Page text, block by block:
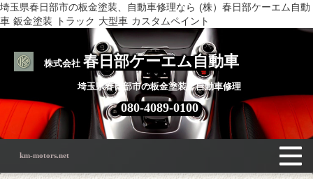
埼玉県春日部市の板金塗装、自動車修理なら (株）春日部ケーエム自動
車 鈑金塗装 トラック 大型車 カスタムペイント
株式会社 春日部ケーエム自動車
埼玉県春日部市の板金塗装・自動車修理
080-4089-0100
km-motors.net